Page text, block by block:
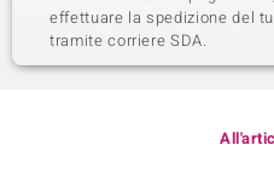
effettuare la spedizione del
tramite corriere SDA.